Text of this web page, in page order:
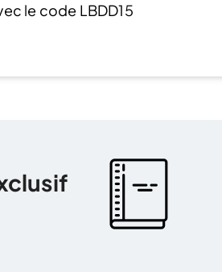
le code LBDD15